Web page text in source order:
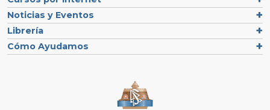
Noticias y Eventos
Librería
Cómo Ayudamos